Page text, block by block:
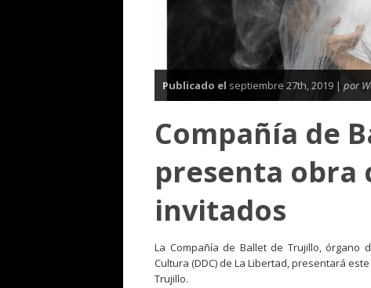
Publicado el septiembre 27th, 2019 |por
Compañía de
presenta obra
invitados
La Compañía de Ballet de Trujillo, órgano
Cultura (DDC) de La Libertad, presentará
Trujillo.